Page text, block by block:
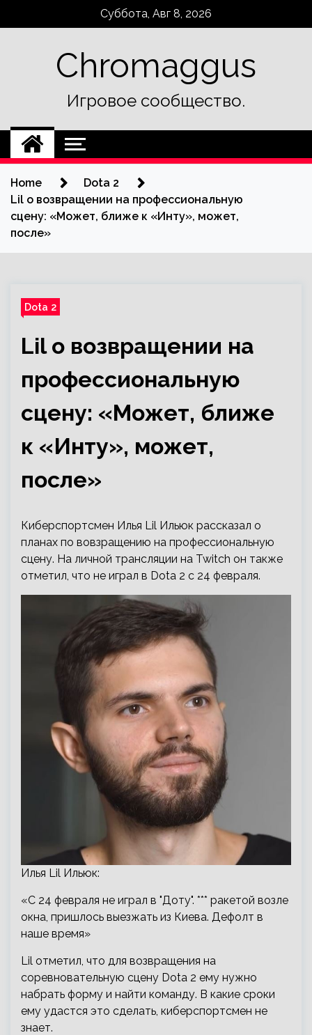
Суббота, Авг 8, 2026
Chromaggus
Игровое сообщество.
Home
Dota 2
Lil о возвращении на профессиональную
сцену: «Может, ближе к «Инту», может,
после»
Dota 2
Lil о возвращении на
профессиональную
сцену: «Может, ближе
к «Инту», может,
после»
Киберспортсмен Илья Lil Ильюк рассказал о
планах по вовзращению на профессиональную
сцену. На личной трансляции на Twitch он также
отметил, что не играл в Dota 2 с 24 февраля.
Илья Lil Ильюк:
«С 24 февраля не играл в "Доту". *** ракетой возле
окна, пришлось выезжать из Киева. Дефолт в
наше время»
Lil отметил, что для возвращения на
соревновательную сцену Dota 2 ему нужно
набрать форму и найти команду. В какие сроки
ему удастся это сделать, киберспортсмен не
знает.